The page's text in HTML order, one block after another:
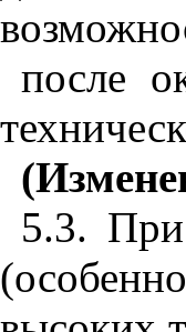
после
5.3. При